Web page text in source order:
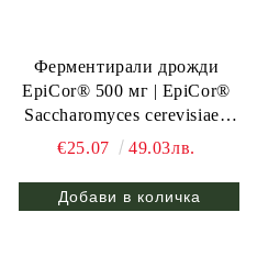
Ферментирали дрожди
EpiCor® 500 мг | EpiCor®
Saccharomyces cerevisiae |
Healthy Origins, 30 вег.капс.
€25.07 49.03лв.